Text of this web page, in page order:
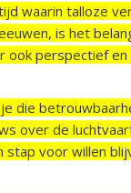
waarin talloze
is het
ook perspectief
die
over de
voor willen